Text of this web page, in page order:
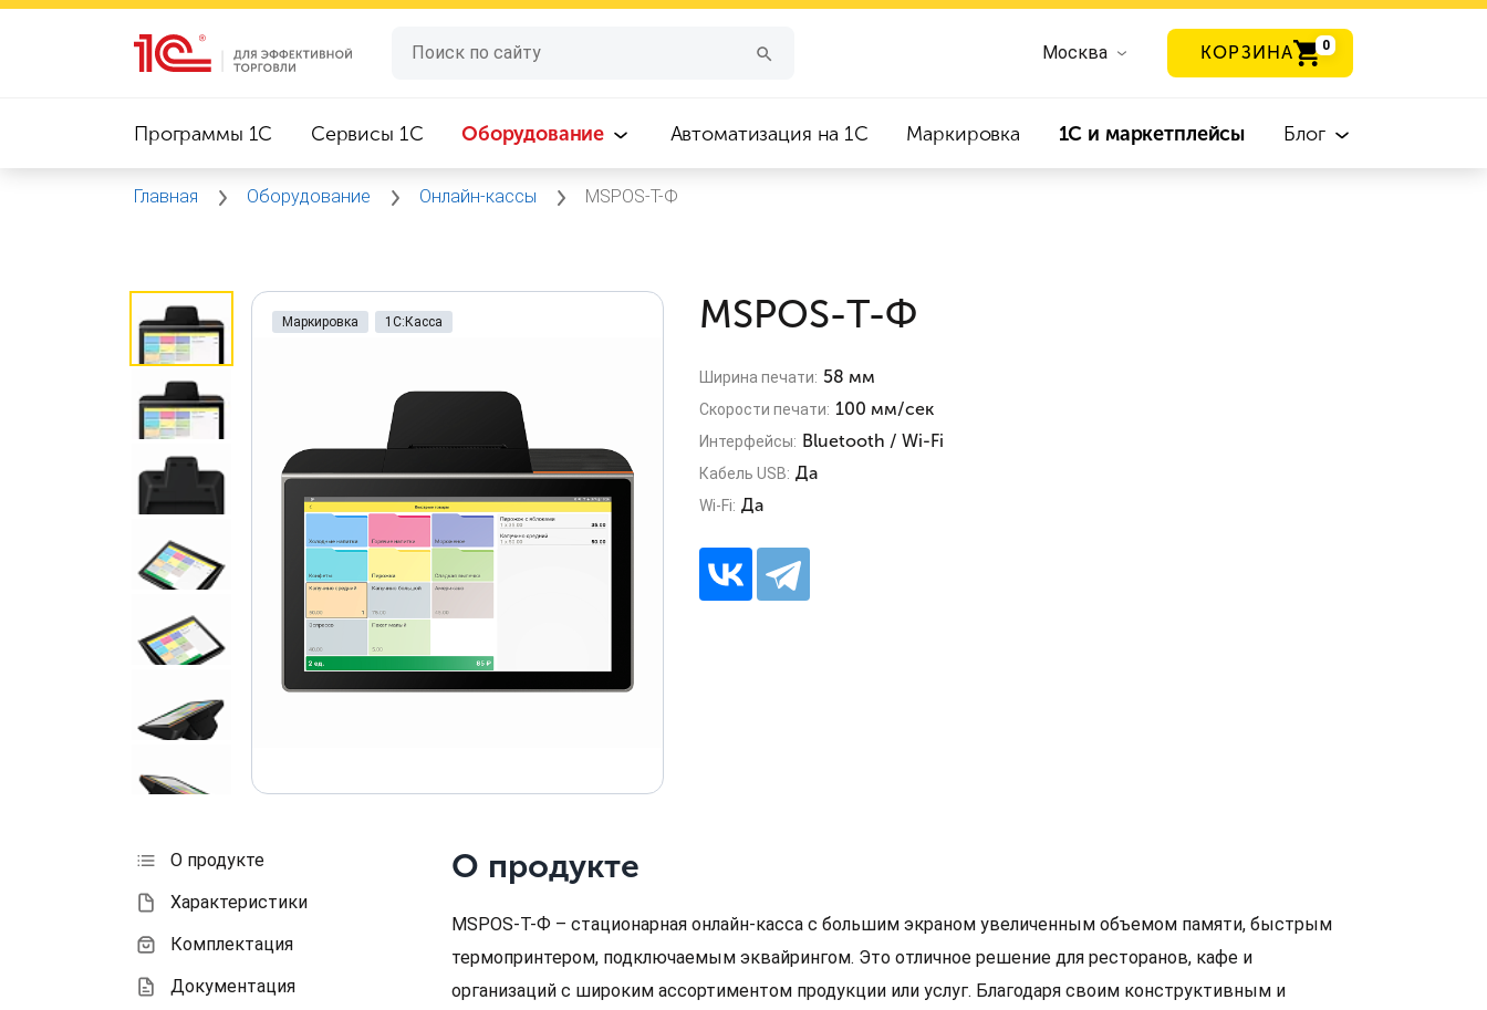
Москва КОРЗИНА 0
Программы 1C Сервисы 1C Оборудование Автоматизация на 1С Маркировка 1С и маркетплейсы Блог
Главная Оборудование Онлайн-кассы MSPOS-Т-Ф
Маркировка 1С:Касса MSPOS-Т-Ф
Ширина печати: 58 мм
Скорости печати: 100 мм/сек
Интерфейсы: Bluetooth / Wi-Fi
Кабель USB: Да
Wi-Fi: Да
О продукте
Характеристики
Комплектация
Документация
О продукте
MSPOS-T-Ф – стационарная онлайн-касса с большим экраном увеличенным объемом памяти, быстрым
термопринтером, подключаемым эквайрингом. Это отличное решение для ресторанов, кафе и
организаций с широким ассортиментом продукции или услуг. Благодаря своим конструктивным и